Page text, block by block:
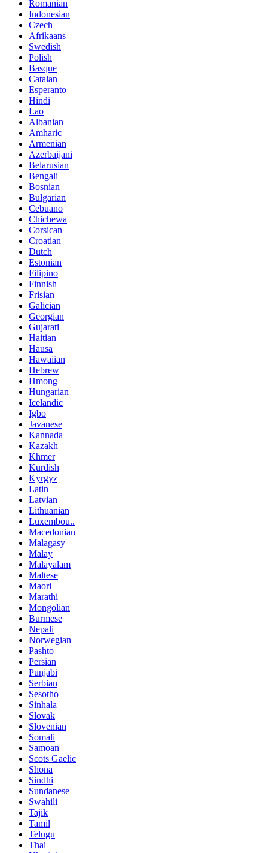
Romanian
Indonesian
Czech
Afrikaans
Swedish
Polish
Basque
Catalan
Esperanto
Hindi
Lao
Albanian
Amharic
Armenian
Azerbaijani
Belarusian
Bengali
Bosnian
Bulgarian
Cebuano
Chichewa
Corsican
Croatian
Dutch
Estonian
Filipino
Finnish
Frisian
Galician
Georgian
Gujarati
Haitian
Hausa
Hawaiian
Hebrew
Hmong
Hungarian
Icelandic
Igbo
Javanese
Kannada
Kazakh
Khmer
Kurdish
Kyrgyz
Latin
Latvian
Lithuanian
Luxembou..
Macedonian
Malagasy
Malay
Malayalam
Maltese
Maori
Marathi
Mongolian
Burmese
Nepali
Norwegian
Pashto
Persian
Punjabi
Serbian
Sesotho
Sinhala
Slovak
Slovenian
Somali
Samoan
Scots Gaelic
Shona
Sindhi
Sundanese
Swahili
Tajik
Tamil
Telugu
Thai